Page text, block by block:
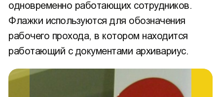
одновременно работающих сотрудников.
Флажки используются для обозначения
рабочего прохода, в котором находится
работающий с документами архивариус.